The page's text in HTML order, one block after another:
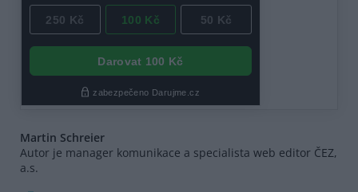
Martin Schreier
Autor je manager komunikace a specialista web editor ČEZ,
a.s.